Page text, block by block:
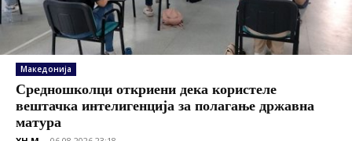
Македонија
Средношколци откриени дека користеле
вештачка интелигенција за полагање државна
матура